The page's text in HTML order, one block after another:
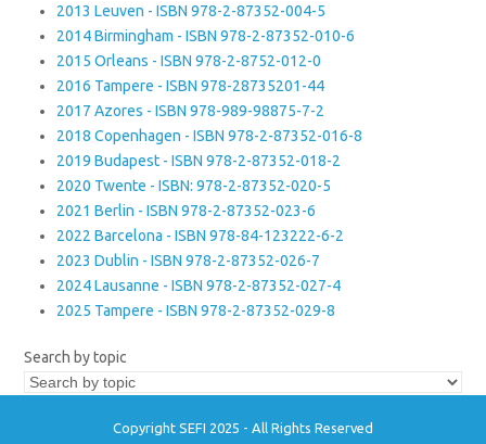
2013 Leuven - ISBN 978-2-87352-004-5
2014 Birmingham - ISBN 978-2-87352-010-6
2015 Orleans - ISBN 978-2-8752-012-0
2016 Tampere - ISBN 978-28735201-44
2017 Azores - ISBN 978-989-98875-7-2
2018 Copenhagen - ISBN 978-2-87352-016-8
2019 Budapest - ISBN 978-2-87352-018-2
2020 Twente - ISBN: 978-2-87352-020-5
2021 Berlin - ISBN 978-2-87352-023-6
2022 Barcelona - ISBN 978-84-123222-6-2
2023 Dublin - ISBN 978-2-87352-026-7
2024 Lausanne - ISBN 978-2-87352-027-4
2025 Tampere - ISBN 978-2-87352-029-8
Search by topic
Copyright SEFI 2025 - All Rights Reserved